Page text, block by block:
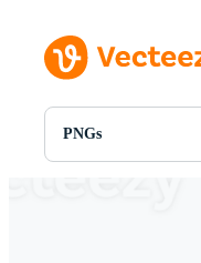
PNGs
Alle Bilder